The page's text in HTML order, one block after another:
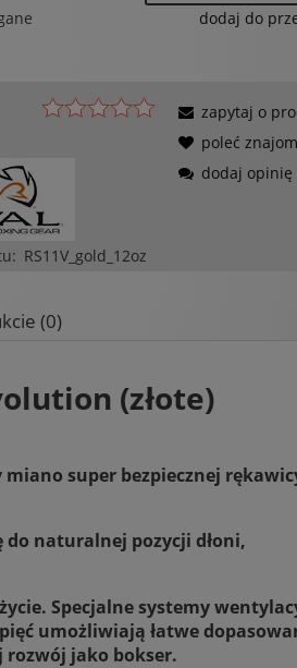
dodaj do
RS11V_gold_12oz
zapytaj o
poleć
dodaj opinię
(0)
(złote)
miano super bezpiecznej
naturalnej pozycji dłoni,
Specjalne systemy
umożliwiają łatwe
rozwój jako bokser.